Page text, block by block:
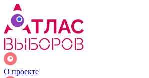
О проекте